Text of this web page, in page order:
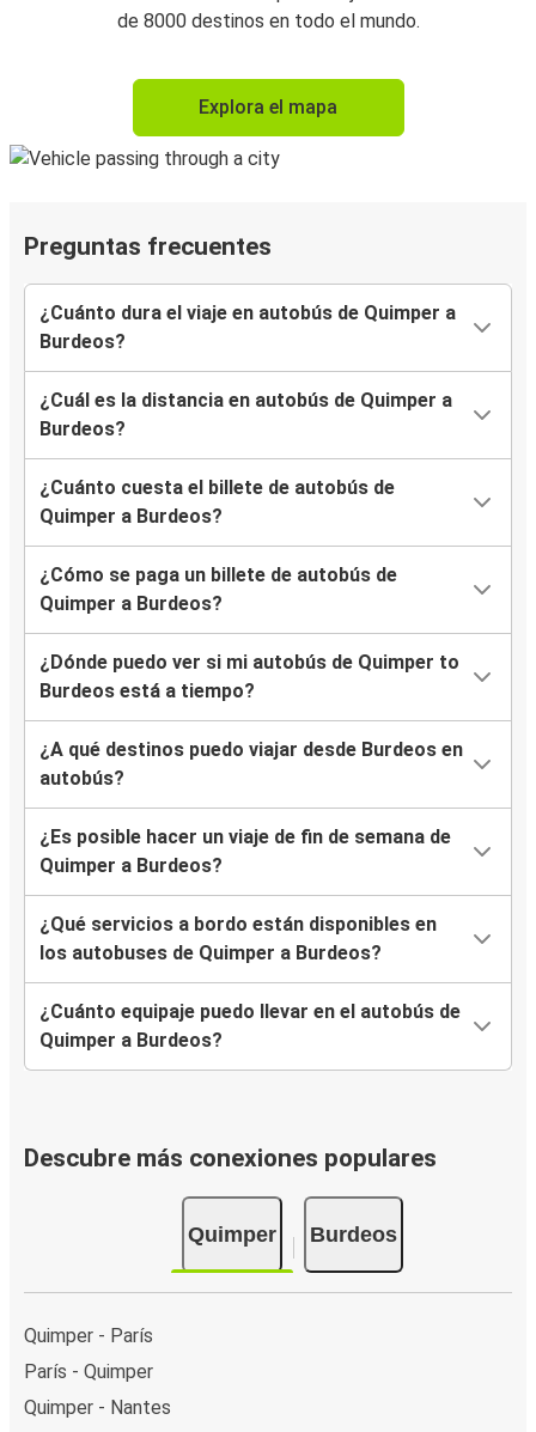
de 8000 destinos en todo el mundo.
Explora el mapa
Preguntas frecuentes
¿Cuánto dura el viaje en autobús de Quimper a
Burdeos?
¿Cuál es la distancia en autobús de Quimper a
Burdeos?
¿Cuánto cuesta el billete de autobús de
Quimper a Burdeos?
¿Cómo se paga un billete de autobús de
Quimper a Burdeos?
¿Dónde puedo ver si mi autobús de Quimper to
Burdeos está a tiempo?
¿A qué destinos puedo viajar desde Burdeos en
autobús?
¿Es posible hacer un viaje de fin de semana de
Quimper a Burdeos?
¿Qué servicios a bordo están disponibles en
los autobuses de Quimper a Burdeos?
¿Cuánto equipaje puedo llevar en el autobús de
Quimper a Burdeos?
Descubre más conexiones populares
Quimper Burdeos
Quimper - París
París - Quimper
Quimper - Nantes